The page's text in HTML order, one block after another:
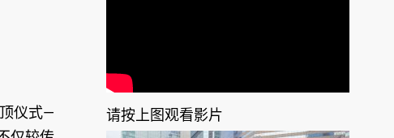
仪式—
请按上图观看影片